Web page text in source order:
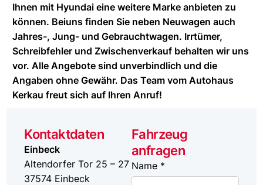
Ihnen mit Hyundai eine weitere Marke anbieten zu
können. Beiuns finden Sie neben Neuwagen auch
Jahres-, Jung- und Gebrauchtwagen. Irrtümer,
Schreibfehler und Zwischenverkauf behalten wir uns
vor. Alle Angebote sind unverbindlich und die
Angaben ohne Gewähr. Das Team vom Autohaus
Kerkau freut sich auf Ihren Anruf!
Kontaktdaten
Einbeck
Altendorfer Tor 25 – 27
37574 Einbeck
Fahrzeug
anfragen
Name *